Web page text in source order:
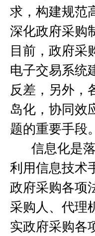
求，构建规范
深化政府采购
目前，政府采
电子交易系统
反差，另外，
岛化，协同效
题的重要手段。
信息化是
利用信息技术
政府采购各项
采购人、代理
实政府采购各